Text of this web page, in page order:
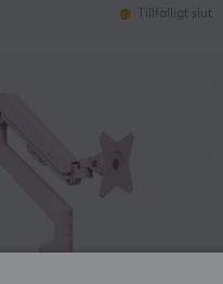
Tillfälligt slut